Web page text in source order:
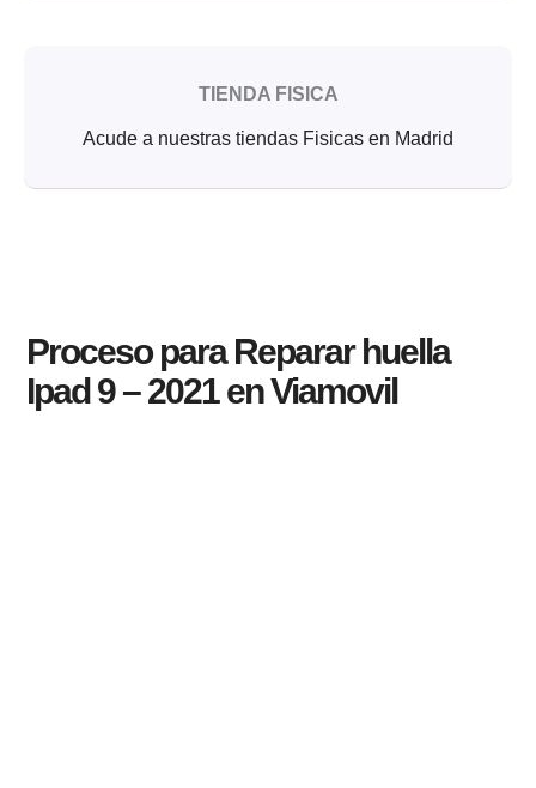
TIENDA FISICA
Acude a nuestras tiendas Fisicas en Madrid
Proceso para Reparar huella
Ipad 9 – 2021 en Viamovil